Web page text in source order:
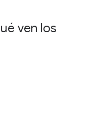
ven los